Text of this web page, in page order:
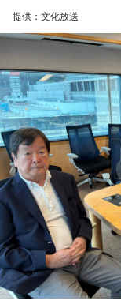
VARON / なんば
3DAYS PASS（全
SATURDAY/
券） ￥5,000
【注意事項】
※1ドリンク700円
※ドリンク代は
※ドリンクチケット
す。(3DAYS PASS
※ドリンクチケッ
WHEEL開催ライブ
※モッシュ・ダイブ
Froggy / #KTCHAN
Mauve / こたに /
羅ぼうや / サウル
川真生 / さちかぜ
ざらばんし / THE
キー / 寿理 / XinU /
ンプガール /
/ Dannie May / タ
てまるい。 /
7co / ナナヲアカ
ーセゾン / 猫は液
BUBBLE / Hi-Fi
Monster /
/ Faulieu. / プッシ
野球のベルト
4．コンビニで必ず
サラダチキン
5．座右の銘
努力
6．何歳から野球
球選手は？
10歳から始めて、
7．一軍出場した
｢らしさ｣ Official
提供：文化放送